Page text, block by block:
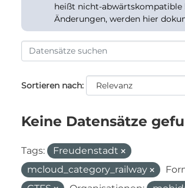
heißt nicht-abwärtskompatible
Änderungen, werden hier
Sortieren nach
Keine Datensätze
Tags:
Freudenstadt
mcloud_category_railway